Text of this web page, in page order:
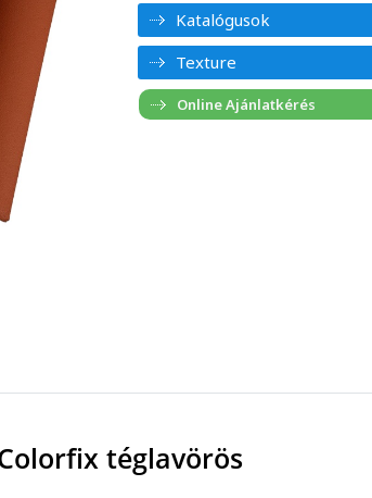
Katalógusok
Texture
téglavörös